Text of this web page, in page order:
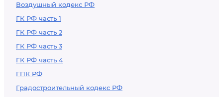
Воздушный кодекс РФ
ГК РФ часть 1
ГК РФ часть 2
ГК РФ часть 3
ГК РФ часть 4
ГПК РФ
Градостроительный кодекс РФ